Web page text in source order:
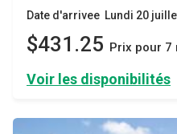
Date d'arrivee Lundi 20
$431.25 Prix ​​pour 7
Voir les disponibilités